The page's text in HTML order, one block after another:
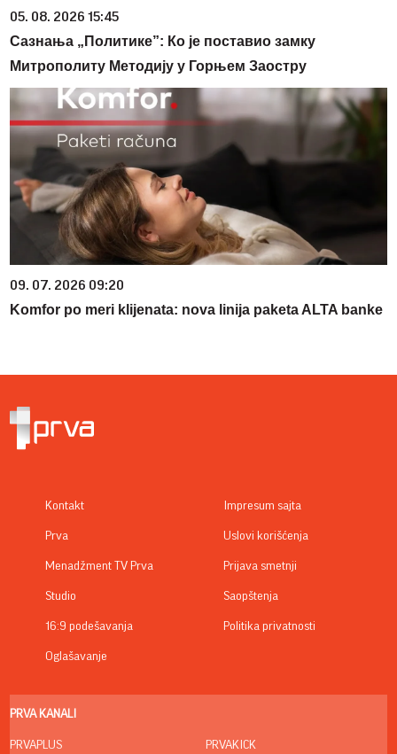
05. 08. 2026 15:45
Сазнања „Политике”: Ко је поставио замку
Митрополиту Методију у Горњем Заостру
09. 07. 2026 09:20
Komfor po meri klijenata: nova linija paketa ALTA banke
Kontakt
Prva
Menadžment TV Prva
Studio
16:9 podešavanja
Oglašavanje
Impresum sajta
Uslovi korišćenja
Prijava smetnji
Saopštenja
Politika privatnosti
PRVA KANALI
PRVAPLUS PRVAKICK